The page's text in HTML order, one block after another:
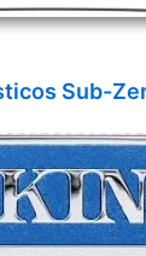
Sub-